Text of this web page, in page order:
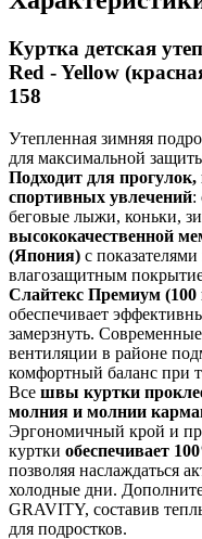
Куртка детская
Red - Yellow
158
Утепленная зимняя
для максимальной
Подходит для
спортивных увлечений:
беговые лыжи, коньки,
высококачественной
(Япония) с
влагозащитным
Слайтекс Премиум (100
обеспечивает
замерзнуть.
вентиляции в районе
комфортный баланс при
Все швы куртки
молния и молнии
Эргономичный крой и
куртки обеспечивает
позволяя наслаждаться
холодные дни.
GRAVITY, составив
для подростков.